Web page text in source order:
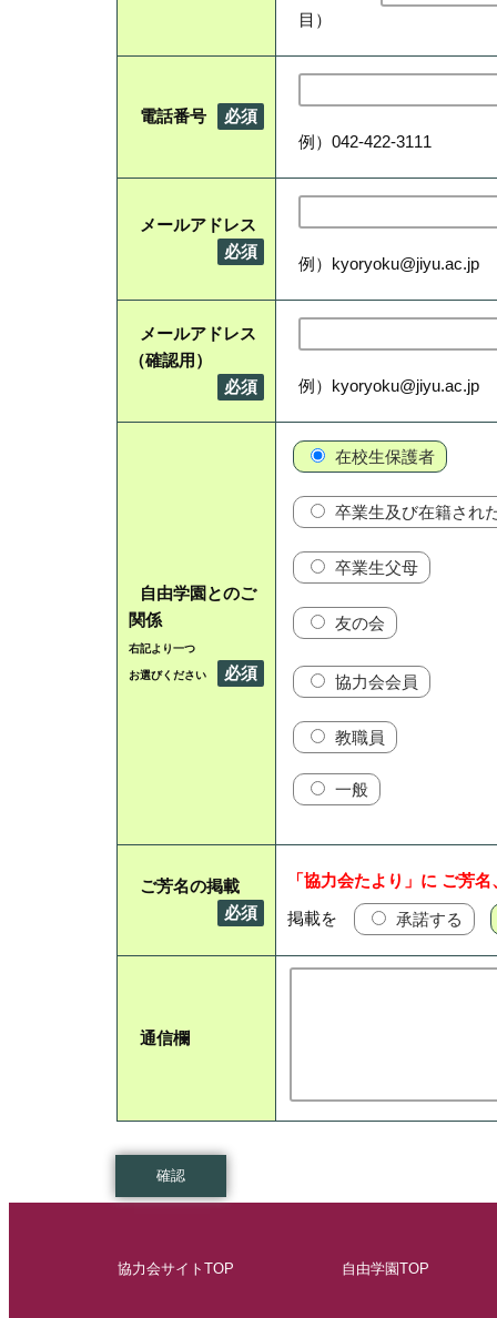
目）
電話番号
必須
例）042-422-3111
メールアドレス
必須
例）kyoryoku@jiyu.ac.jp
メールアドレス
（確認用）
必須
例）kyoryoku@jiyu.ac.jp
自由学園とのご
関係
右記より一つ
お選びください 必須
在校生保護者
卒業生及び在籍され
卒業生父母
友の会
協力会会員
教職員
一般
ご芳名の掲載
必須
「協力会たより」に ご芳
掲載を
承諾する
通信欄
協力会サイトTOP 自由学園TOP